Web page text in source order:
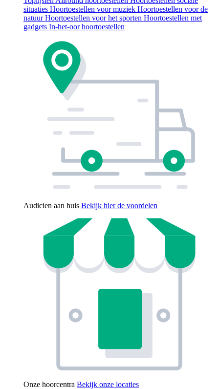
situaties Hoortoestellen voor muziek Hoortoestellen voor de
natuurHoortoestellen voor het sporten Hoortoestellen met
gadgets In-het-oor hoortoestellen
Audicien aan huis Bekijk hier de voordelen
Onze hoorcentra Bekijk onze locaties